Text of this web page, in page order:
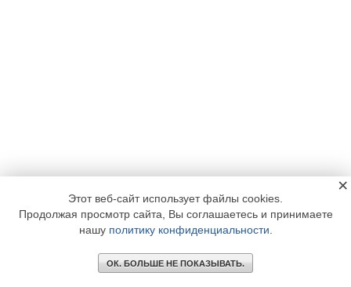
Этот веб-сайт использует файлы cookies.
Продолжая просмотр сайта, Вы соглашаетесь и принимаете
нашу политику конфиденциальности
ОК. БОЛЬШЕ НЕ ПОКАЗЫВАТЬ.
×